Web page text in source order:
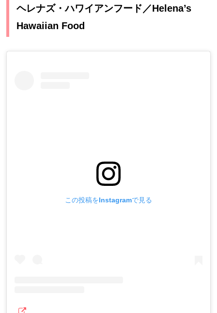
ヘレナズ・ハワイアンフード／Helena’s
Hawaiian Food
この投稿をInstagramで見る